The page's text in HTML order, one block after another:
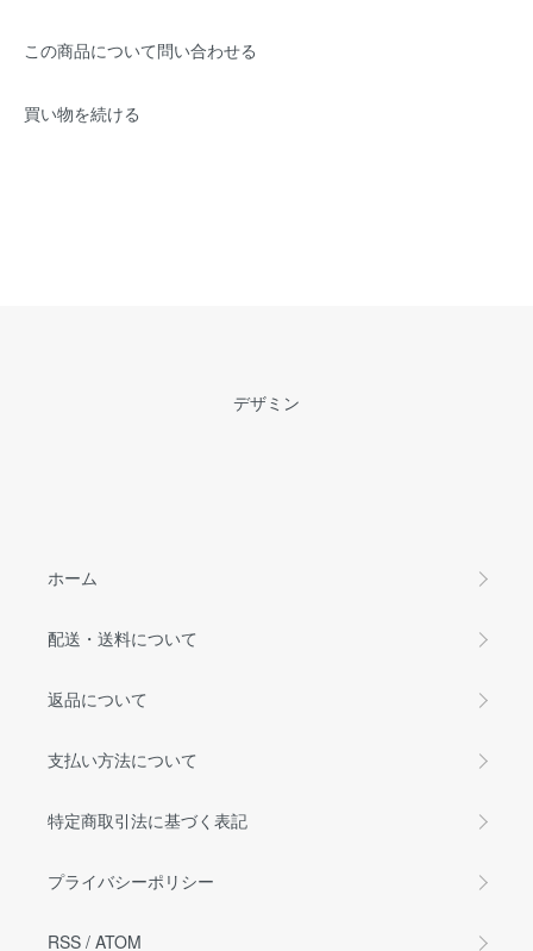
この商品について問い合わせる
買い物を続ける
デザミン
ホーム
配送・送料について
返品について
支払い方法について
特定商取引法に基づく表記
プライバシーポリシー
RSS / ATOM